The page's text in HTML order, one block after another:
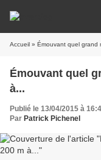
Accueil » Émouvant quel grand
Émouvant quel
à...
Publié le 13/04/2015 à
Par Patrick Pichenel